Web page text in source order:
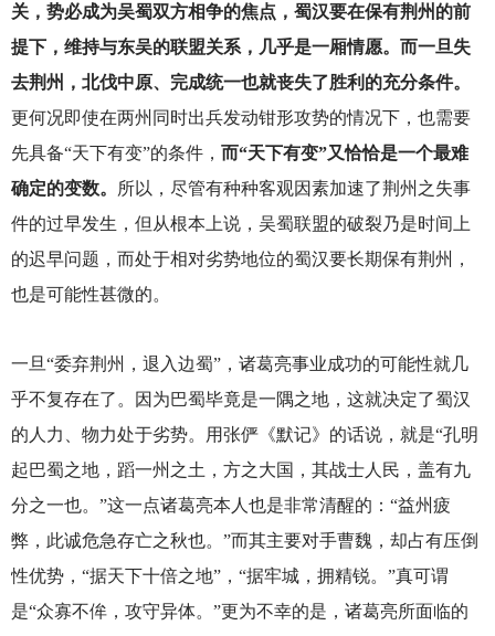
关，势必成为吴蜀双方相争的焦点，蜀汉要在保有荆州的前
提下，维持与东吴的联盟关系，几乎是一厢情愿。而一旦失
去荆州，北伐中原、完成统一也就丧失了胜利的充分条件。
更何况即使在两州同时出兵发动钳形攻势的情况下，也需要
先具备“天下有变”的条件， 而“天下有变”又恰恰是一个最难
确定的变数。
所以，尽管有种种客观因素加速了荆州之失事
件的过早发生，但从根本上说，吴蜀联盟的破裂乃是时间上
的迟早问题，而处于相对劣势地位的蜀汉要长期保有荆州，
也是可能性甚微的。
一旦“委弃荆州，退入边蜀”，诸葛亮事业成功的可能性就几
乎不复存在了。因为巴蜀毕竟是一隅之地，这就决定了蜀汉
的人力、物力处于劣势。用张俨《默记》的话说，就是“孔明
起巴蜀之地，蹈一州之土，方之大国，其战士人民，盖有九
分之一也。”这一点诸葛亮本人也是非常清醒的：“益州疲
弊，此诚危急存亡之秋也。”而其主要对手曹魏，却占有压倒
性优势，“据天下十倍之地”，“据牢城，拥精锐。”真可谓
是“众寡不侔，攻守异体。”更为不幸的是，诸葛亮所面临的